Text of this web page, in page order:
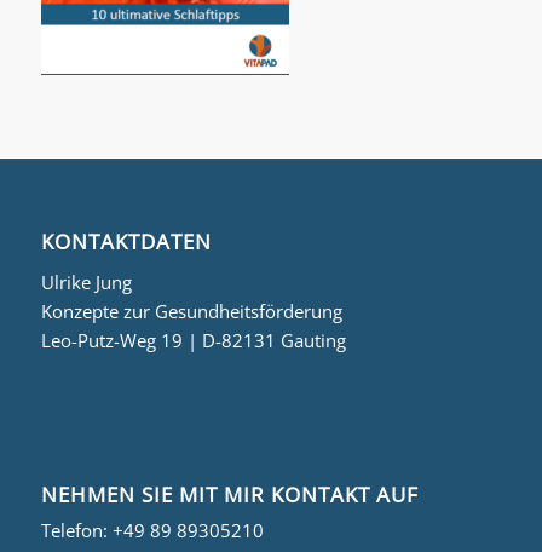
KONTAKTDATEN
Ulrike Jung
Konzepte zur Gesundheitsförderung
Leo-Putz-Weg 19 | D-82131 Gauting
NEHMEN SIE MIT MIR KONTAKT AUF
Telefon: +49 89 89305210